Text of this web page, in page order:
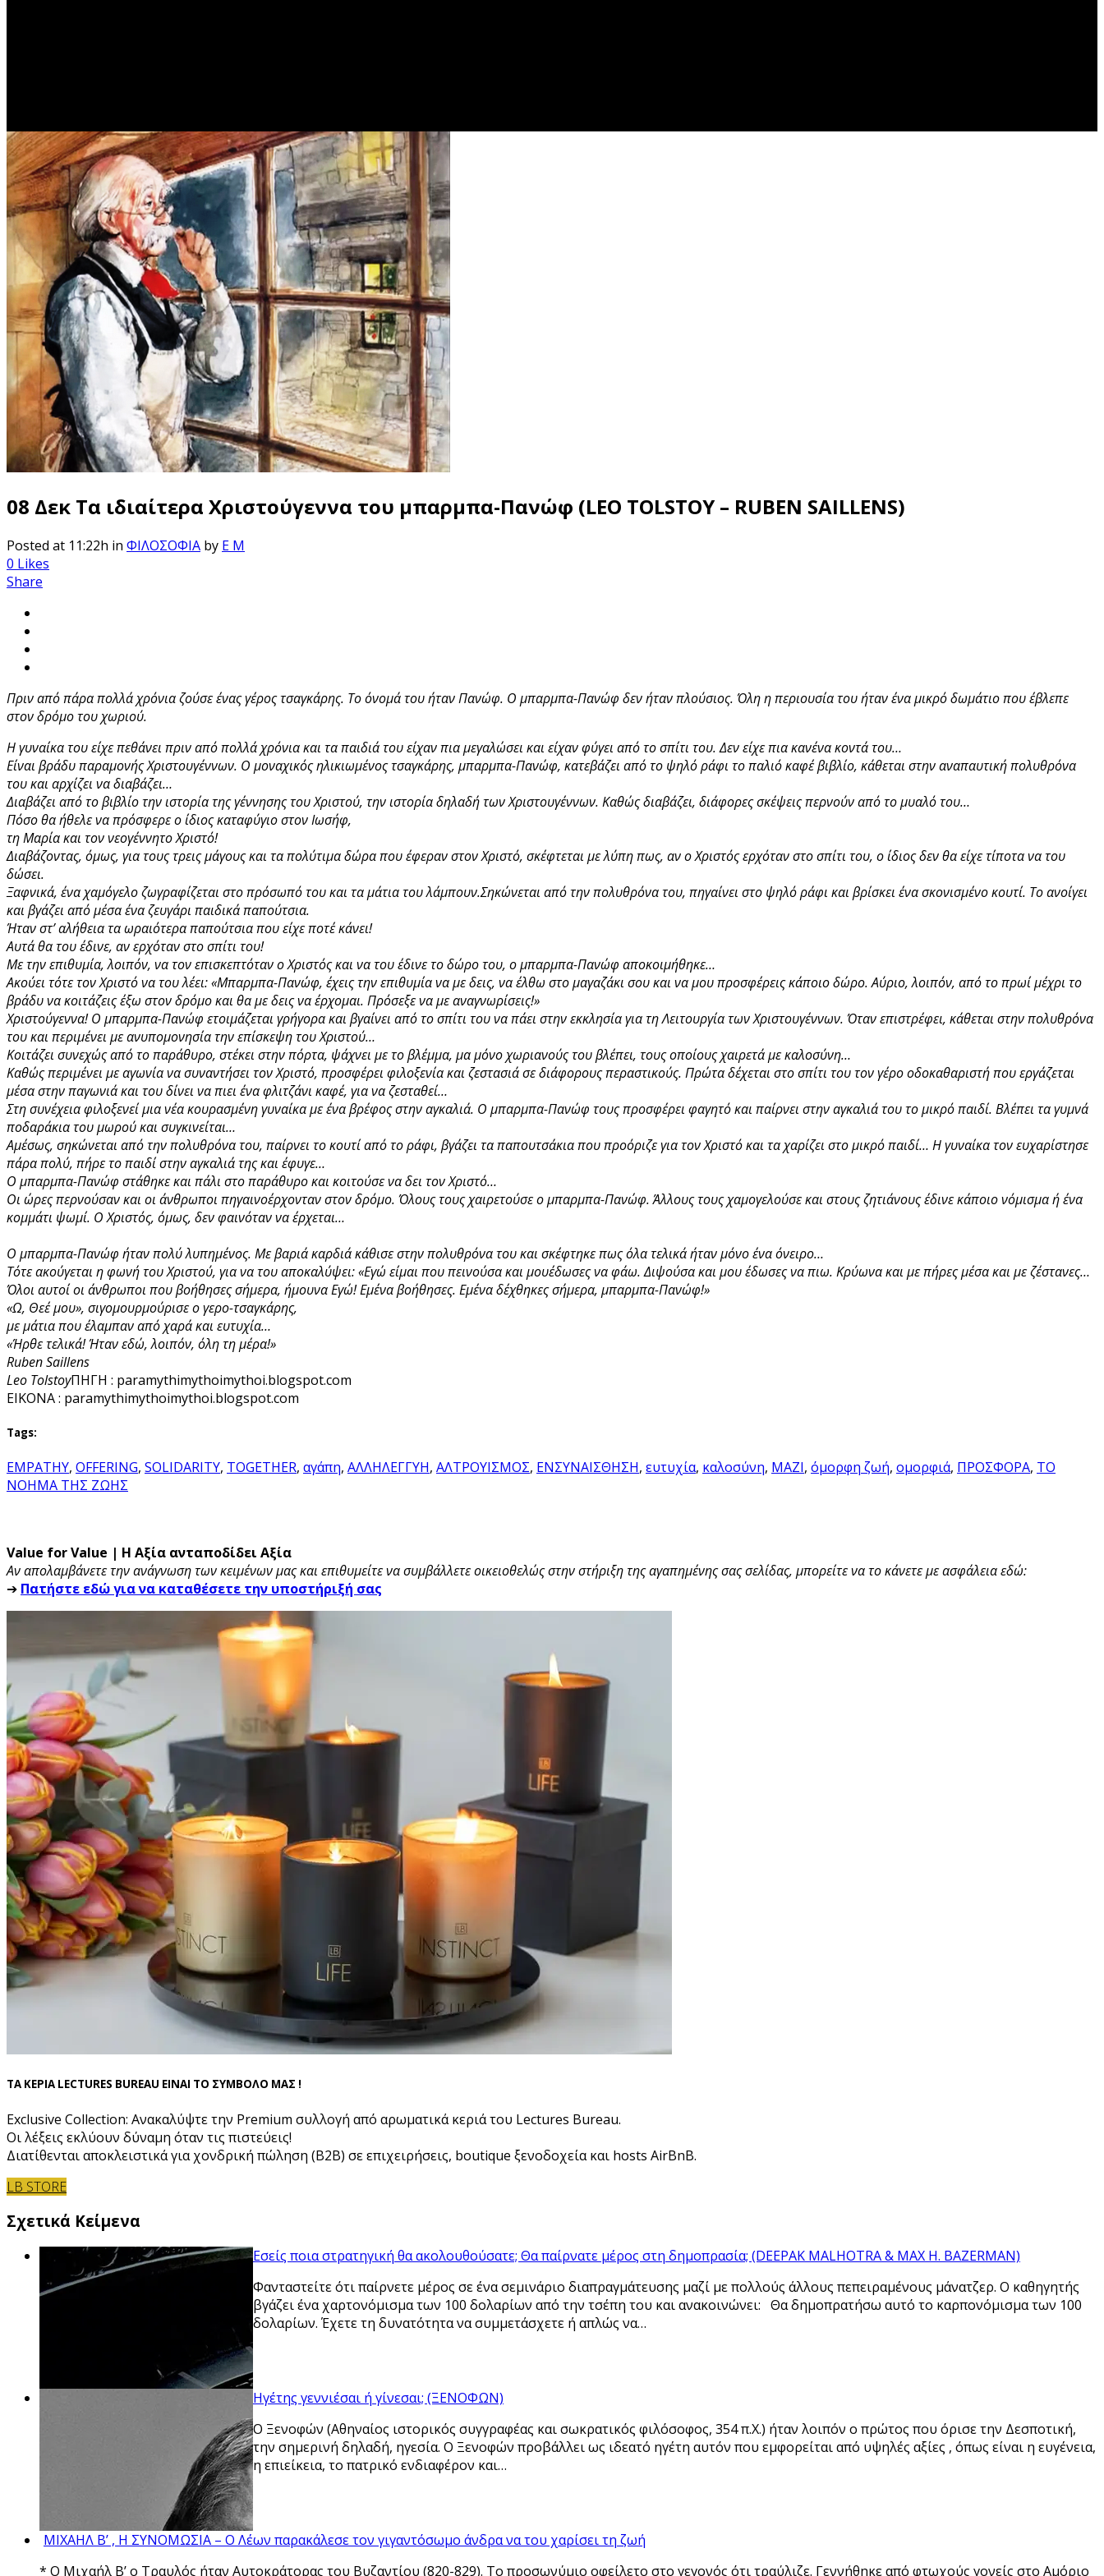
08 Δεκ Τα ιδιαίτερα Χριστούγεννα του μπαρμπα-Πανώφ (LEO TOLSTOY – RUBEN SAILLENS)
Posted at 11:22h in ΦΙΛΟΣΟΦΙΑ by E M
0 Likes
Share
Πριν από πάρα πολλά χρόνια ζούσε ένας γέρος τσαγκάρης. Το όνομά του ήταν Πανώφ. Ο μπαρμπα-Πανώφ δεν ήταν πλούσιος. Όλη η περιουσία του ήταν ένα μικρό δωμάτιο που έβλεπε
στον δρόμο του χωριού.
Η γυναίκα του είχε πεθάνει πριν από πολλά χρόνια και τα παιδιά του είχαν πια μεγαλώσει και είχαν φύγει από το σπίτι του. Δεν είχε πια κανένα κοντά του…
Είναι βράδυ παραμονής Χριστουγέννων. Ο μοναχικός ηλικιωμένος τσαγκάρης, μπαρμπα-Πανώφ, κατεβάζει από το ψηλό ράφι το παλιό καφέ βιβλίο, κάθεται στην αναπαυτική πολυθρόνα
του και αρχίζει να διαβάζει…
Διαβάζει από το βιβλίο την ιστορία της γέννησης του Χριστού, την ιστορία δηλαδή των Χριστουγέννων. Καθώς διαβάζει, διάφορες σκέψεις περνούν από το μυαλό του…
Πόσο θα ήθελε να πρόσφερε ο ίδιος καταφύγιο στον Ιωσήφ,
τη Μαρία και τον νεογέννητο Χριστό!
Διαβάζοντας, όμως, για τους τρεις μάγους και τα πολύτιμα δώρα που έφεραν στον Χριστό, σκέφτεται με λύπη πως, αν ο Χριστός ερχόταν στο σπίτι του, ο ίδιος δεν θα είχε τίποτα να του
δώσει.
Ξαφνικά, ένα χαμόγελο ζωγραφίζεται στο πρόσωπό του και τα μάτια του λάμπουν.Σηκώνεται από την πολυθρόνα του, πηγαίνει στο ψηλό ράφι και βρίσκει ένα σκονισμένο κουτί. Το ανοίγει
και βγάζει από μέσα ένα ζευγάρι παιδικά παπούτσια.
Ήταν στ’ αλήθεια τα ωραιότερα παπούτσια που είχε ποτέ κάνει!
Αυτά θα του έδινε, αν ερχόταν στο σπίτι του!
Με την επιθυμία, λοιπόν, να τον επισκεπτόταν ο Χριστός και να του έδινε το δώρο του, ο μπαρμπα-Πανώφ αποκοιμήθηκε…
Ακούει τότε τον Χριστό να του λέει: «Μπαρμπα-Πανώφ, έχεις την επιθυμία να με δεις, να έλθω στο μαγαζάκι σου και να μου προσφέρεις κάποιο δώρο. Αύριο, λοιπόν, από το πρωί μέχρι το
βράδυ να κοιτάζεις έξω στον δρόμο και θα με δεις να έρχομαι. Πρόσεξε να με αναγνωρίσεις!»
Χριστούγεννα! Ο μπαρμπα-Πανώφ ετοιμάζεται γρήγορα και βγαίνει από το σπίτι του να πάει στην εκκλησία για τη Λειτουργία των Χριστουγέννων. Όταν επιστρέφει, κάθεται στην πολυθρόνα
του και περιμένει με ανυπομονησία την επίσκεψη του Χριστού…
Κοιτάζει συνεχώς από το παράθυρο, στέκει στην πόρτα, ψάχνει με το βλέμμα, μα μόνο χωριανούς του βλέπει, τους οποίους χαιρετά με καλοσύνη…
Καθώς περιμένει με αγωνία να συναντήσει τον Χριστό, προσφέρει φιλοξενία και ζεστασιά σε διάφορους περαστικούς. Πρώτα δέχεται στο σπίτι του τον γέρο οδοκαθαριστή που εργάζεται
μέσα στην παγωνιά και του δίνει να πιει ένα φλιτζάνι καφέ, για να ζεσταθεί…
Στη συνέχεια φιλοξενεί μια νέα κουρασμένη γυναίκα με ένα βρέφος στην αγκαλιά. Ο μπαρμπα-Πανώφ τους προσφέρει φαγητό και παίρνει στην αγκαλιά του το μικρό παιδί. Βλέπει τα γυμνά
ποδαράκια του μωρού και συγκινείται…
Αμέσως, σηκώνεται από την πολυθρόνα του, παίρνει το κουτί από το ράφι, βγάζει τα παπουτσάκια που προόριζε για τον Χριστό και τα χαρίζει στο μικρό παιδί… Η γυναίκα τον ευχαρίστησε
πάρα πολύ, πήρε το παιδί στην αγκαλιά της και έφυγε…
Ο μπαρμπα-Πανώφ στάθηκε και πάλι στο παράθυρο και κοιτούσε να δει τον Χριστό…
Οι ώρες περνούσαν και οι άνθρωποι πηγαινοέρχονταν στον δρόμο. Όλους τους χαιρετούσε ο μπαρμπα-Πανώφ. Άλλους τους χαμογελούσε και στους ζητιάνους έδινε κάποιο νόμισμα ή ένα
κομμάτι ψωμί. Ο Χριστός, όμως, δεν φαινόταν να έρχεται…
Ο μπαρμπα-Πανώφ ήταν πολύ λυπημένος. Με βαριά καρδιά κάθισε στην πολυθρόνα του και σκέφτηκε πως όλα τελικά ήταν μόνο ένα όνειρο…
Τότε ακούγεται η φωνή του Χριστού, για να του αποκαλύψει: «Εγώ είμαι που πεινούσα και μουέδωσες να φάω. Διψούσα και μου έδωσες να πιω. Κρύωνα και με πήρες μέσα και με ζέστανες…
Όλοι αυτοί οι άνθρωποι που βοήθησες σήμερα, ήμουνα Εγώ! Εμένα βοήθησες. Εμένα δέχθηκες σήμερα, μπαρμπα-Πανώφ!»
«Ω, Θεέ μου», σιγομουρμούρισε ο γερο-τσαγκάρης,
με μάτια που έλαμπαν από χαρά και ευτυχία…
«Ήρθε τελικά! Ήταν εδώ, λοιπόν, όλη τη μέρα!»
Ruben Saillens
Leo TolstoyΠΗΓΗ : paramythimythoimythoi.blogspot.com
EIKONA : paramythimythoimythoi.blogspot.com
Tags:
EMPATHY, OFFERING, SOLIDARITY, TOGETHER, αγάπη, ΑΛΛΗΛΕΓΓΥΗ, ΑΛΤΡΟΥΙΣΜΟΣ, ΕΝΣΥΝΑΙΣΘΗΣΗ, ευτυχία, καλοσύνη, ΜΑΖΙ, όμορφη ζωή, ομορφιά, ΠΡΟΣΦΟΡΑ, ΤΟ
ΝΟΗΜΑ ΤΗΣ ΖΩΗΣ
Value for Value | Η Αξία ανταποδίδει Αξία
Αν απολαμβάνετε την ανάγνωση των κειμένων μας και επιθυμείτε να συμβάλλετε οικειοθελώς στην στήριξη της αγαπημένης σας σελίδας, μπορείτε να το κάνετε με ασφάλεια εδώ:
➔ Πατήστε εδώ για να καταθέσετε την υποστήριξή σας
ΤΑ ΚΕΡΙΑ LECTURES BUREAU ΕΙΝΑΙ ΤΟ ΣΥΜΒΟΛΟ ΜΑΣ !
Exclusive Collection: Ανακαλύψτε την Premium συλλογή από αρωματικά κεριά του Lectures Bureau.
Οι λέξεις εκλύουν δύναμη όταν τις πιστεύεις!
Διατίθενται αποκλειστικά για χονδρική πώληση (B2B) σε επιχειρήσεις, boutique ξενοδοχεία και hosts AirBnB.
LB STORE
Σχετικά Κείμενα
Εσείς ποια στρατηγική θα ακολουθούσατε; Θα παίρνατε μέρος στη δημοπρασία; (DEEPAK MALHOTRA & MAX H. BAZERMAN)
Φανταστείτε ότι παίρνετε μέρος σε ένα σεμινάριο διαπραγμάτευσης μαζί με πολλούς άλλους πεπειραμένους μάνατζερ. Ο καθηγητής
βγάζει ένα χαρτονόμισμα των 100 δολαρίων από την τσέπη του και ανακοινώνει: Θα δημοπρατήσω αυτό το καρπονόμισμα των 100
δολαρίων. Έχετε τη δυνατότητα να συμμετάσχετε ή απλώς να…
Ηγέτης γεννιέσαι ή γίνεσαι; (ΞΕΝΟΦΩΝ)
O Ξενοφών (Αθηναίος ιστορικός συγγραφέας και σωκρατικός φιλόσοφος, 354 π.Χ.) ήταν λοιπόν ο πρώτος που όρισε την Δεσποτική,
την σημερινή δηλαδή, ηγεσία. Ο Ξενοφών προβάλλει ως ιδεατό ηγέτη αυτόν που εμφορείται από υψηλές αξίες , όπως είναι η ευγένεια,
η επιείκεια, το πατρικό ενδιαφέρον και…
ΜΙΧΑΗΛ Β’ , Η ΣΥΝΟΜΩΣΙΑ – Ο Λέων παρακάλεσε τον γιγαντόσωμο άνδρα να του χαρίσει τη ζωή
* Ο Μιχαήλ Β’ ο Τραυλός ήταν Αυτοκράτορας του Βυζαντίου (820-829). Το προσωνύμιο οφείλετο στο γεγονός ότι τραύλιζε. Γεννήθηκε από φτωχούς γονείς στο Αμόριο